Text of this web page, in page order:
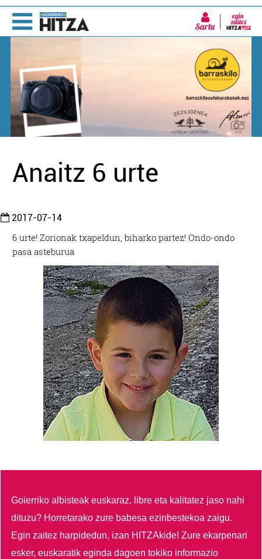
Sartu
Anaitz 6 urte
2017-07-14
6 urte! Zorionak txapeldun, biharko partez! Ondo-ondo
pasa asteburua
Goierriko albisteak euskaraz, libre eta kalitatez jaso nahi
dituzu? Horretarako zure babesa ezinbestekoa zaigu.
Egin zaitez harpidedun, izan HITZAkide!Zure ekarpenari
esker, euskaratik eginda dagoen tokiko informazio